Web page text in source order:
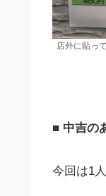
店外に貼っ
■ 中吉の
今回は1